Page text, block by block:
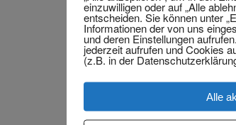
einzuwilligen oder auf „Alle
entscheiden. Sie können unter
Informationen der von uns
und deren Einstellungen
jederzeit aufrufen und Cookies
(z.B. in der
Alle